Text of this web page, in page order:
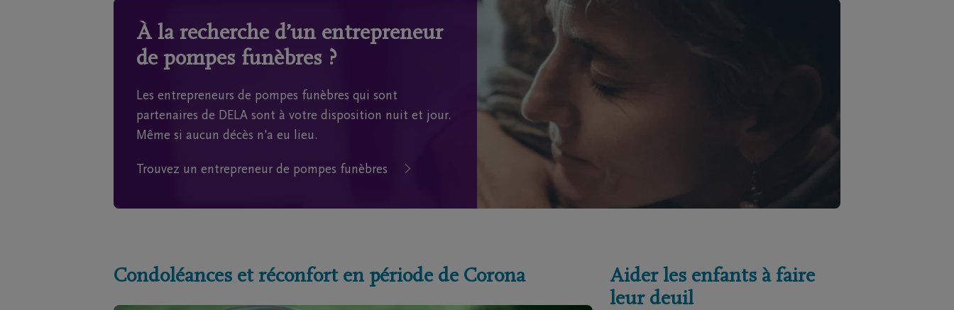
À la recherche d’un entrepreneur
de pompes funèbres ?
Les entrepreneurs de pompes funèbres qui sont
partenaires de DELA sont à votre disposition nuit et jour.
Même si aucun décès n'a eu lieu.
Trouvez un entrepreneur de pompes funèbres
Condoléances et réconfort en période de Corona
Aider les enfants à faire
leur deuil